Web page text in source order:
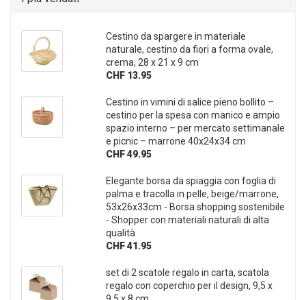
Cestino da spargere in materiale
naturale, cestino da fiori a forma ovale,
crema, 28 x 21 x 9 cm
CHF 13.95
Cestino in vimini di salice pieno bollito –
cestino per la spesa con manico e ampio
spazio interno – per mercato settimanale
e picnic – marrone 40x24x34 cm
CHF 49.95
Elegante borsa da spiaggia con foglia di
palma e tracolla in pelle, beige/marrone,
53x26x33cm - Borsa shopping sostenibile
- Shopper con materiali naturali di alta
qualità
CHF 41.95
set di 2 scatole regalo in carta, scatola
regalo con coperchio per il design, 9,5 x